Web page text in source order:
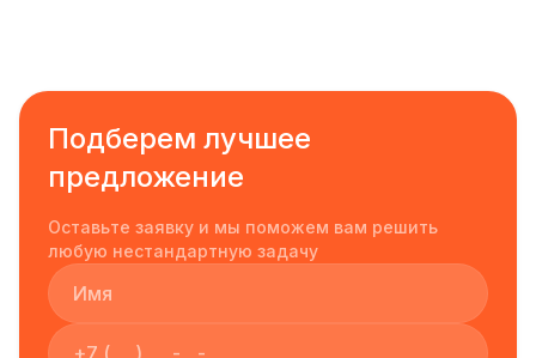
Подберем лучшее
предложение
Оставьте заявку и мы поможем вам решить
любую нестандартную задачу